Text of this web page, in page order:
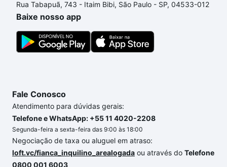
o imóvel dos seus sonhos com segurança e
conforto. Loft, com você até as chaves.
Rua Tabapuã, 743 - Itaim Bibi, São Paulo - SP, 04533-012
Baixe nosso app
Fale Conosco
Atendimento para dúvidas gerais:
Telefone e WhatsApp: +55 11 4020-2208
Segunda-feira a sexta-feira das 9:00 às 18:00
Negociação de taxa ou aluguel em atraso:
loft.vc/fianca_inquilino_arealogada ou através do Telefone
0800 001 6003